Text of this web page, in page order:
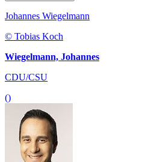
Johannes Wiegelmann
© Tobias Koch
Wiegelmann, Johannes
CDU/CSU
()